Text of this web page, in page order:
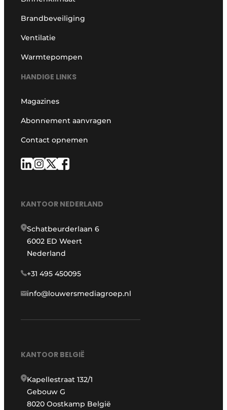
Brandbeveiliging
Ventilatie
Warmtepompen
HANDIGE LINKS
Magazines
Abonnement aanvragen
Contact opnemen
KANTOOR NEDERLAND
Schatbeurderlaan 6
6002 ED Weert
Nederland
+31 495 450095
info@louwersmediagroep.nl
KANTOOR BELGIË
Kapellestraat 132/1
Gebouw G
8020 Oostkamp België